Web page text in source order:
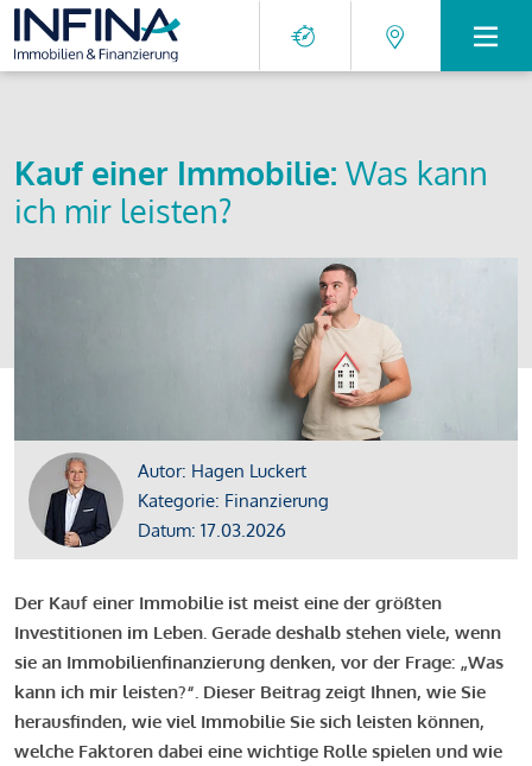
Kauf einer Immobilie: Was kann
ich mir leisten?
Autor: Hagen Luckert
Kategorie: Finanzierung
Datum: 17.03.2026
Der Kauf einer Immobilie ist meist eine der größten
Investitionen im Leben. Gerade deshalb stehen viele, wenn
sie an Immobilienfinanzierung denken, vor der Frage: „Was
kann ich mir leisten?“. Dieser Beitrag zeigt Ihnen, wie Sie
herausfinden, wie viel Immobilie Sie sich leisten können,
welche Faktoren dabei eine wichtige Rolle spielen und wie